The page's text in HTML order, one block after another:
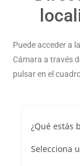
Puede acceder a
Cámara a través
pulsar en el
¿Qué estás
Selecciona